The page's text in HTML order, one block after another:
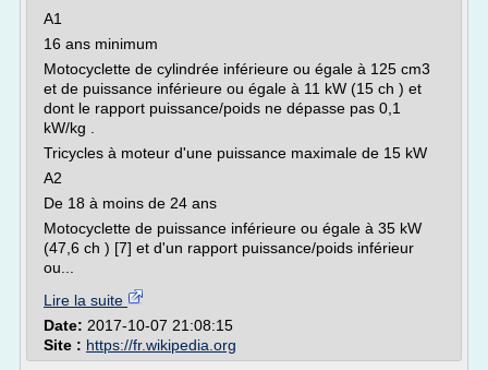
A1
16 ans minimum
Motocyclette de cylindrée inférieure ou égale à 125 cm3
et de puissance inférieure ou égale à 11 kW (15 ch ) et
dont le rapport puissance/poids ne dépasse pas 0,1
kW/kg .
Tricycles à moteur d'une puissance maximale de 15 kW
A2
De 18 à moins de 24 ans
Motocyclette de puissance inférieure ou égale à 35 kW
(47,6 ch ) [7] et d'un rapport puissance/poids inférieur
ou...
Lire la suite
Date: 2017-10-07 21:08:15
Site : https://fr.wikipedia.org